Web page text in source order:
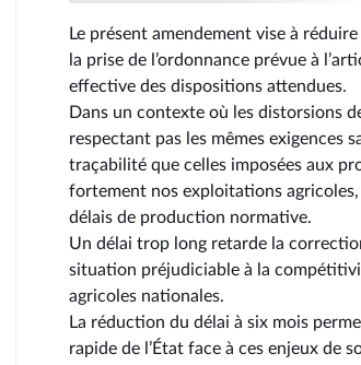
14 mai 2026
11 mai 2026
12 mai 2026
14 mai 2026
15 mai 2026
15 mai 2026
12 mai 2026
12 mai 2026
Le présent amendement vise à
la prise de l’ordonnance prévue à
effective des dispositions attendues.
Dans un contexte où les distorsions
respectant pas les mêmes exigences
traçabilité que celles imposées aux
fortement nos exploitations
délais de production normative.
Un délai trop long retarde la
situation préjudiciable à la
agricoles nationales.
La réduction du délai à six mois
rapide de l’État face à ces enjeux de